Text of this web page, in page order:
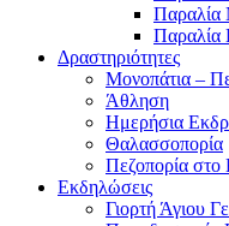
Παραλία
Παραλία
Δραστηριότητες
Μονοπάτια –
Άθληση
Ημερήσια
Θαλασσοπορία
Πεζοπορία
Εκδηλώσεις
Γιορτή Άγιου